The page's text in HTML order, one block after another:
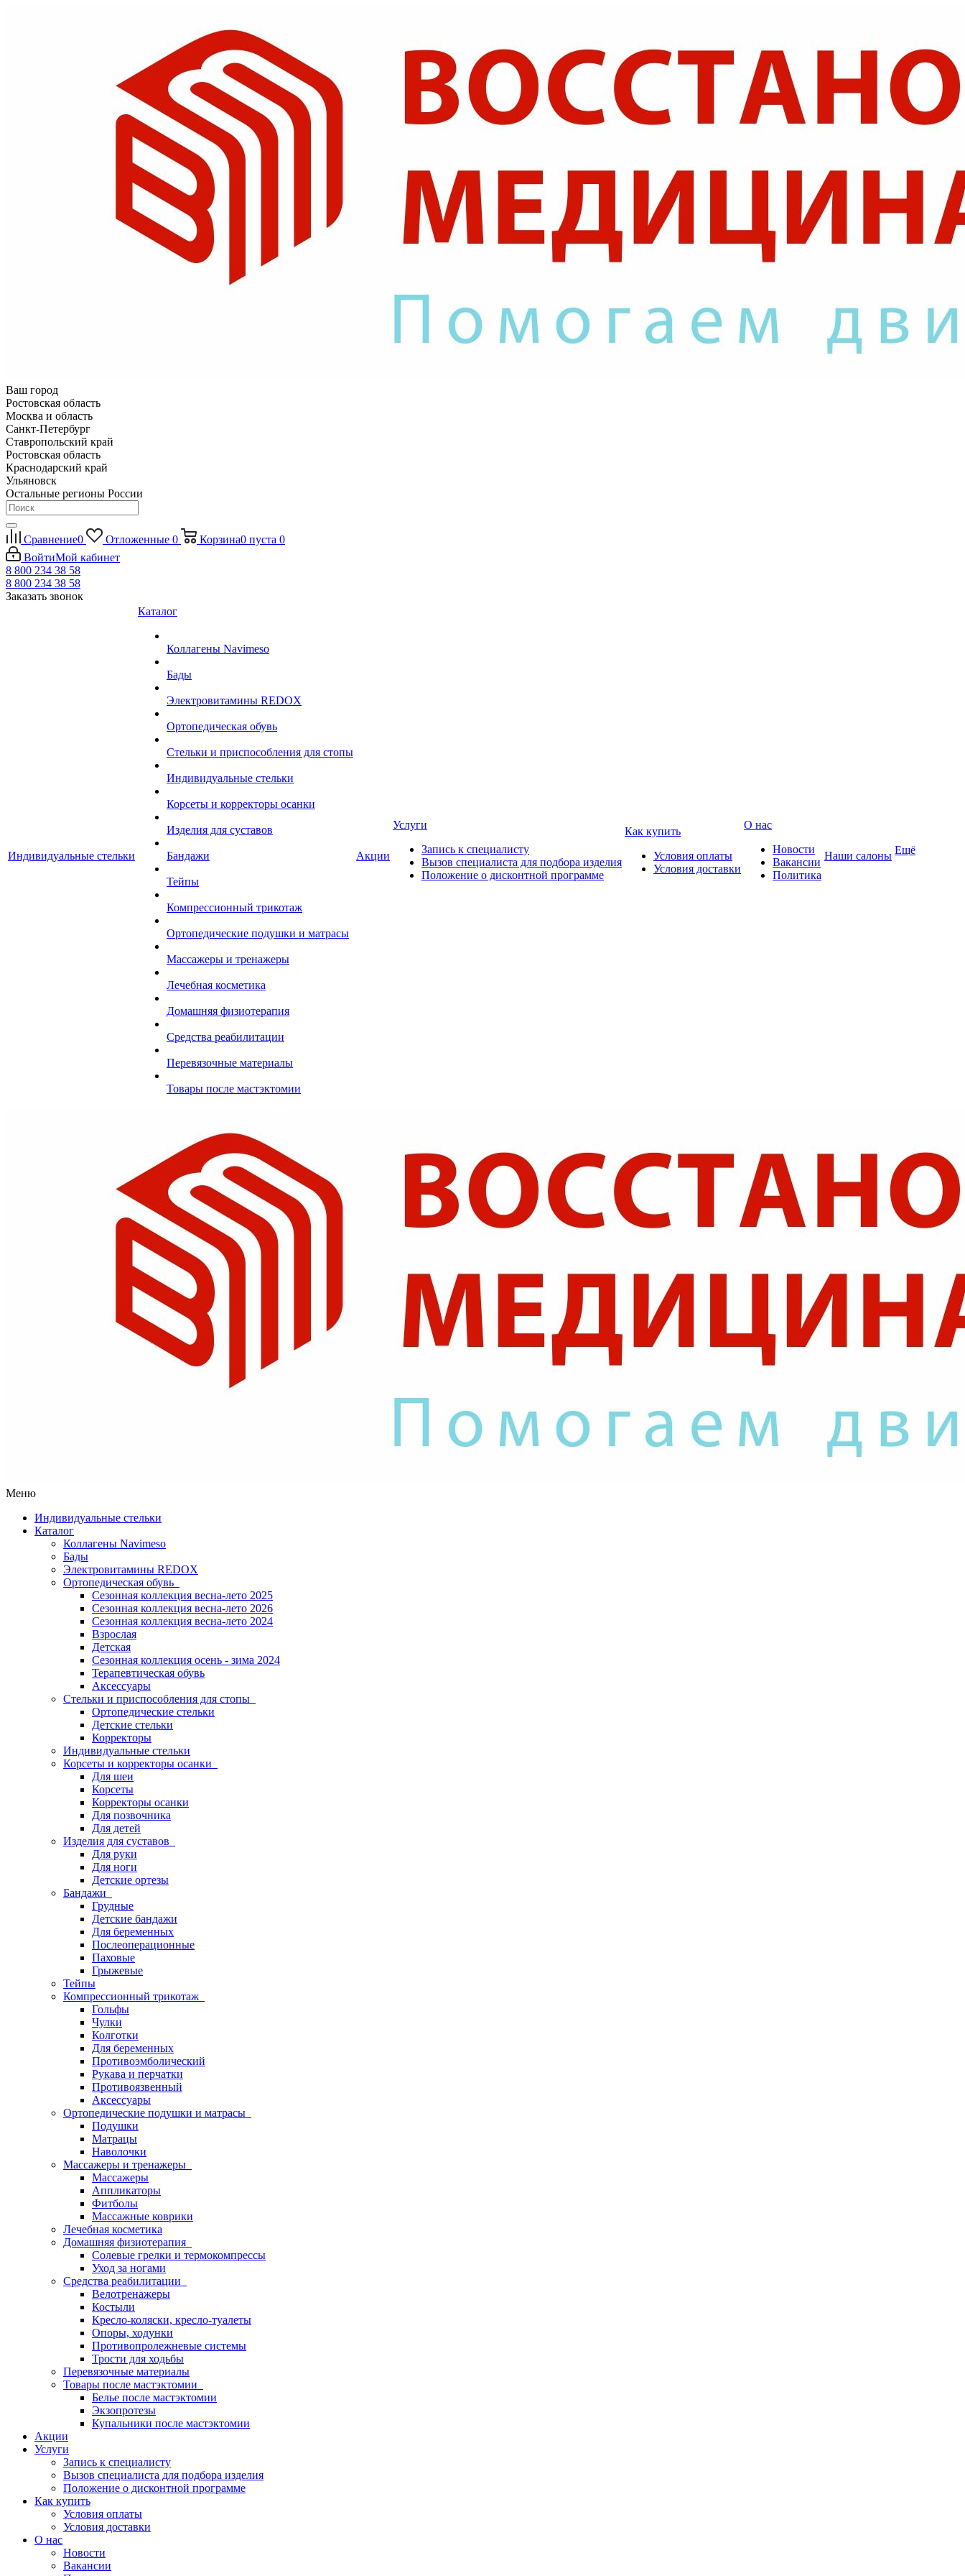
Ваш город
Ростовская область
Москва и область
Санкт-Петербург
Ставропольский край
Ростовская область
Краснодарский край
Ульяновск
Остальные регионы России
Сравнение0 Отложенные 0 Корзина0 пуста 0
ВойтиМой кабинет
8 800 234 38 58
8 800 234 38 58
Заказать звонок
Индивидуальные стельки
Каталог
Коллагены Navimeso
Бады
Электровитамины REDOX
Ортопедическая обувь
Стельки и приспособления для стопы
Индивидуальные стельки
Корсеты и корректоры осанки
Изделия для суставов
Бандажи
Тейпы
Компрессионный трикотаж
Ортопедические подушки и матрасы
Массажеры и тренажеры
Лечебная косметика
Домашняя физиотерапия
Средства реабилитации
Перевязочные материалы
Товары после мастэктомии
Акции
Услуги
Запись к специалисту
Вызов специалиста для подбора изделия
Положение о дисконтной программе
Как купить
Условия оплаты
Условия доставки
О нас
Новости
Вакансии
Политика
Наши салоны Ещё
Меню
Индивидуальные стельки
Каталог
Коллагены Navimeso
Бады
Электровитамины REDOX
Ортопедическая обувь
Сезонная коллекция весна-лето 2025
Сезонная коллекция весна-лето 2026
Сезонная коллекция весна-лето 2024
Взрослая
Детская
Сезонная коллекция осень - зима 2024
Терапевтическая обувь
Аксессуары
Стельки и приспособления для стопы
Ортопедические стельки
Детские стельки
Корректоры
Индивидуальные стельки
Корсеты и корректоры осанки
Для шеи
Корсеты
Корректоры осанки
Для позвочника
Для детей
Изделия для суставов
Для руки
Для ноги
Детские ортезы
Бандажи
Грудные
Детские бандажи
Для беременных
Послеоперационные
Паховые
Грыжевые
Тейпы
Компрессионный трикотаж
Гольфы
Чулки
Колготки
Для беременных
Противоэмболический
Рукава и перчатки
Противоязвенный
Аксессуары
Ортопедические подушки и матрасы
Подушки
Матрацы
Наволочки
Массажеры и тренажеры
Массажеры
Аппликаторы
Фитболы
Массажные коврики
Лечебная косметика
Домашняя физиотерапия
Солевые грелки и термокомпрессы
Уход за ногами
Средства реабилитации
Велотренажеры
Костыли
Кресло-коляски, кресло-туалеты
Опоры, ходунки
Противопролежневые системы
Трости для ходьбы
Перевязочные материалы
Товары после мастэктомии
Белье после мастэктомии
Экзопротезы
Купальники после мастэктомии
Акции
Услуги
Запись к специалисту
Вызов специалиста для подбора изделия
Положение о дисконтной программе
Как купить
Условия оплаты
Условия доставки
О нас
Новости
Вакансии